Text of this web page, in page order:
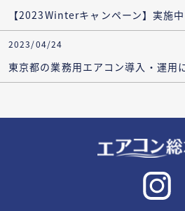
【2023Winterキャンペーン】実施中
2023/04/24
東京都の業務用エアコン導入・運用